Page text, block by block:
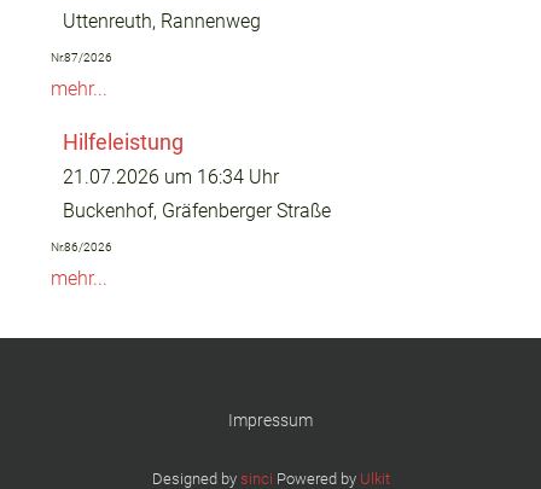
Uttenreuth, Rannenweg
Nr.87/2026
mehr...
Hilfeleistung
21.07.2026 um 16:34 Uhr
Buckenhof, Gräfenberger Straße
Nr.86/2026
mehr...
Impressum
Designed by sinci Powered by Ulkit